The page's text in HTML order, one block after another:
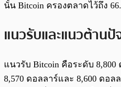
นั้น Bitcoin ครองตลาดไว้ถึง
แนวรับและแนวต้าน
แนวรับ Bitcoin คือระดับ
8,570 ดอลลาร์และ 8,600 ดอล